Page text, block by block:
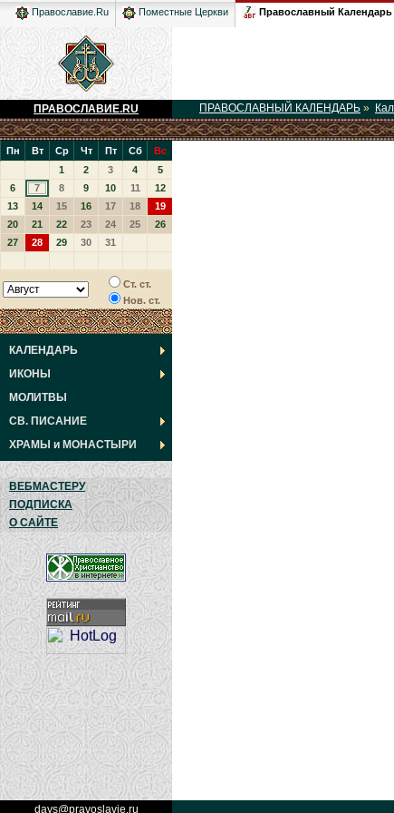
Православие.Ru Поместные Церкви Православный Календарь
ПРАВОСЛАВИЕ.RU ПРАВОСЛАВНЫЙ КАЛЕНДАРЬ »
Пн Вт Ср Чт Пт Сб
Вс
1
2 3 4
5
6
7 8 9 10 11
12
13
14 15 16 17 18
19
20
21 22 23 24 25
26
27
28 29 30 31
Ст. ст.
Нов. ст.
КАЛЕНДАРЬ
ИКОНЫ
МОЛИТВЫ
СВ. ПИСАНИЕ
ХРАМЫ и МОНАСТЫРИ
ВЕБМАСТЕРУ
ПОДПИСКА
О САЙТЕ
days@pravoslavie.ru